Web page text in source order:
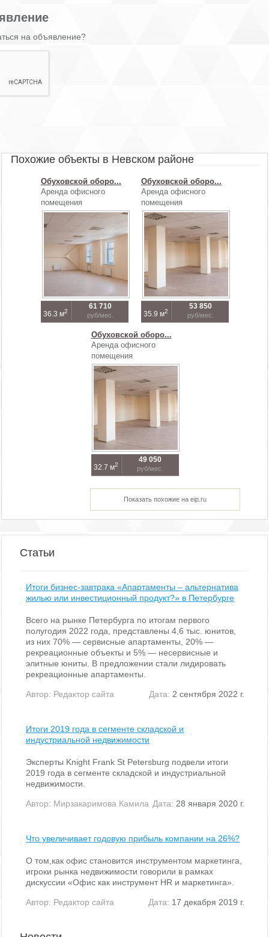
на объявление?
Похожие объекты в Невском районе
Обуховской оборо...
Аренда офисного
помещения
36.3 м2
61 710
руб/мес.
Обуховской оборо...
Аренда офисного
помещения
35.9 м2
53 850
руб/мес.
Обуховской оборо...
Аренда офисного
помещения
32.7 м2
49 050
руб/мес.
Показать похожие на eip.ru
Статьи
Итоги бизнес-завтрака «Апартаменты – альтернатива
жилью или инвестиционный продукт?» в Петербурге
Всего на рынке Петербурга по итогам первого
полугодия 2022 года, представлены 4,6 тыс. юнитов,
из них 70% — сервисные апартаменты, 20% —
рекреационные объекты и 5% — несервисные и
элитные юниты. В предложении стали лидировать
рекреационные апартаменты.
Автор: Редактор сайта Дата: 2 сентября 2022 г.
Итоги 2019 года в сегменте складской и
индустриальной недвижимости
Эксперты Knight Frank St Petersburg подвели итоги
2019 года в сегменте складской и индустриальной
недвижимости.
Автор: Мирзакаримова Камила Дата: 28 января 2020 г.
Что увеличивает годовую прибыль компании на 26%?
О том,как офис становится инструментом маркетинга,
игроки рынка недвижимости говорили в рамках
дискуссии «Офис как инструмент HR и маркетинга».
Автор: Редактор сайта Дата: 17 декабря 2019 г.